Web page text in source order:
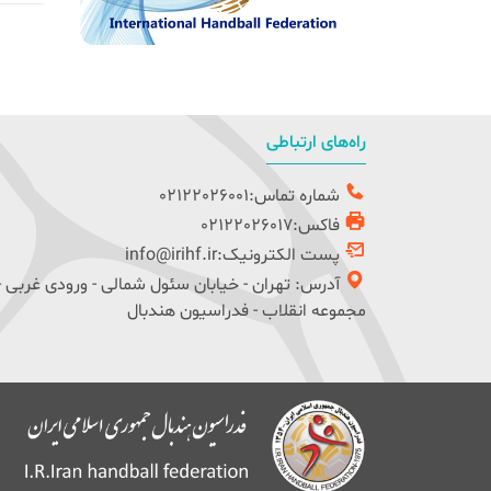
راه‌های ارتباطی
شماره تماس:02122026001
فاکس:02122026017
پست الکترونیک:info@irihf.ir
آدرس: تهران - خیابان سئول شمالی - ورودی غربی
مجموعه انقلاب - فدراسیون هندبال